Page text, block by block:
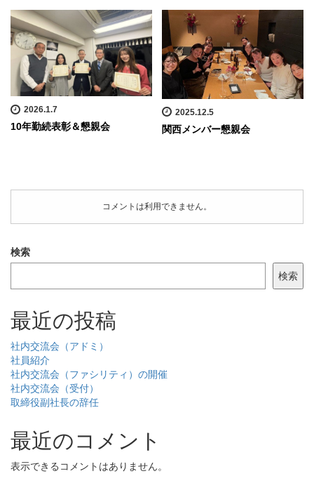
2026.1.7
10年勤続表彰＆懇親会
2025.12.5
関西メンバー懇親会
コメントは利用できません。
検索
検索
最近の投稿
社内交流会（アドミ）
社員紹介
社内交流会（ファシリティ）の開催
社内交流会（受付）
取締役副社長の辞任
最近のコメント
表示できるコメントはありません。